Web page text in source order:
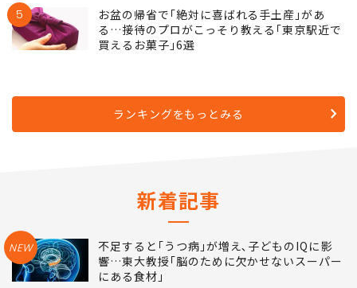
5
お盆の帰省で｢絶対に喜ばれる手土産｣があ
る…接待のプロがこっそり教える｢東京駅近で
買えるお菓子｣6選
ランキングをもっとみる
新着記事
NEW
不足すると｢うつ病｣が増え､子どものIQに影
響…東大教授｢脳のために欠かせないスーパー
にある食材｣